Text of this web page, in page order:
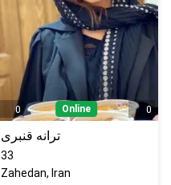
0 Online 0
ترانه قنبری
33
Zahedan, Iran